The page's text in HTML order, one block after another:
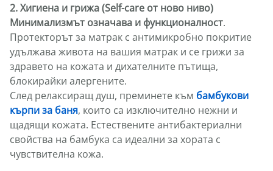
2. Хигиена и грижа (Self-care от ново ниво)
Минимализмът означава и функционалност.
Протекторът за матрак с антимикробно покритие
удължава живота на вашия матрак и се грижи за
здравето на кожата и дихателните пътища,
блокирайки алергените.
След релаксиращ душ, преминете към бамбукови
кърпи за баня, които са изключително нежни и
щадящи кожата. Естествените антибактериални
свойства на бамбука са идеални за хората с
чувствителна кожа.